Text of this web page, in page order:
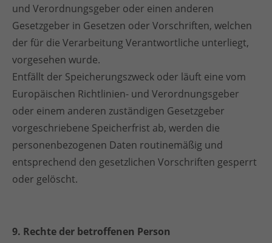
und Verordnungsgeber oder einen anderen
Gesetzgeber in Gesetzen oder Vorschriften, welchen
der für die Verarbeitung Verantwortliche unterliegt,
vorgesehen wurde.
Entfällt der Speicherungszweck oder läuft eine vom
Europäischen Richtlinien- und Verordnungsgeber
oder einem anderen zuständigen Gesetzgeber
vorgeschriebene Speicherfrist ab, werden die
personenbezogenen Daten routinemäßig und
entsprechend den gesetzlichen Vorschriften gesperrt
oder gelöscht.
9. Rechte der betroffenen Person